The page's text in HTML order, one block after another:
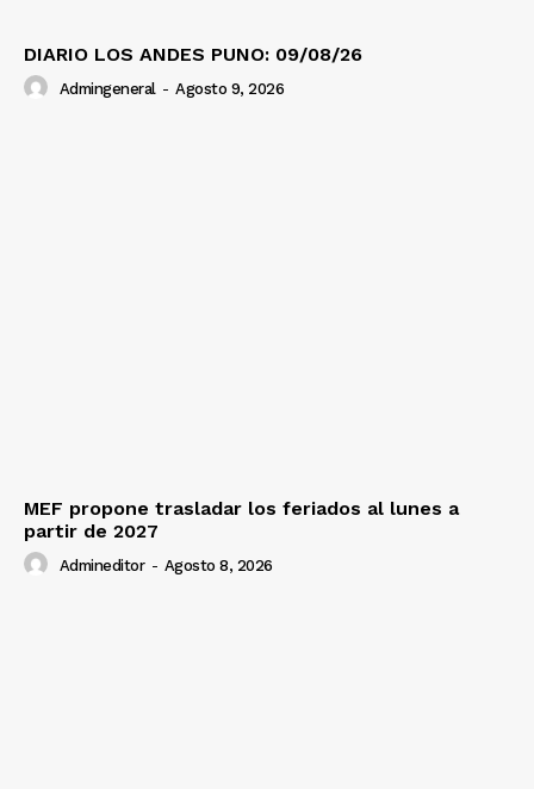
DIARIO LOS ANDES PUNO: 09/08/26
Admingeneral - Agosto 9, 2026
MEF propone trasladar los feriados al lunes a
partir de 2027
Admineditor - Agosto 8, 2026